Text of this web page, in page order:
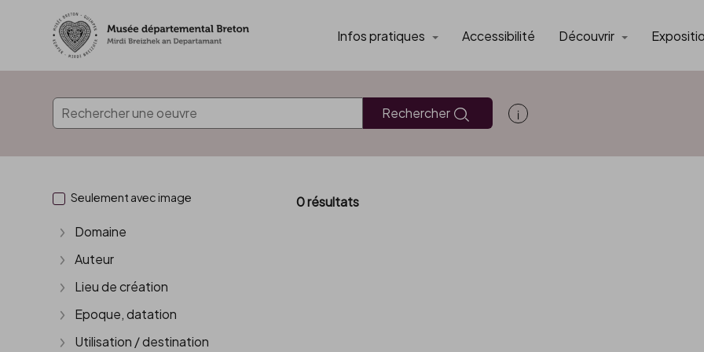
Accèder directement au contenu Infos pratiques Accessibilité Découvrir
Rechercher Afficher les informations d'aide
Seulement avec image
Afficher plus
Domaine
Afficher plus
Auteur
Afficher plus
Lieu de création
Afficher plus
Epoque, datation
Utilisation / destination
0 résultats